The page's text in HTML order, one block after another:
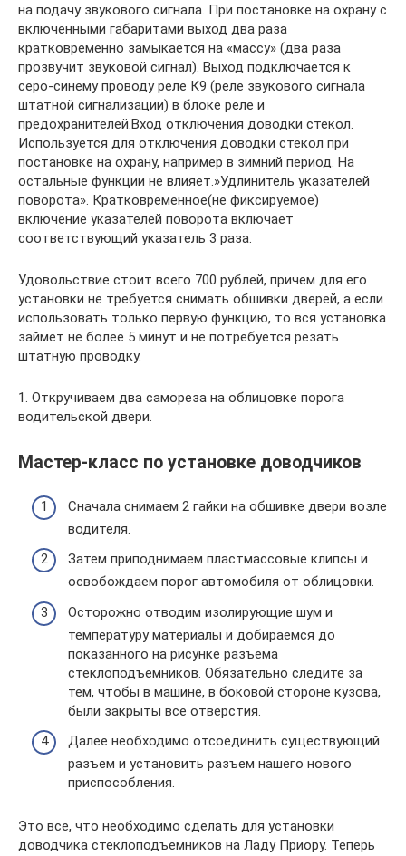
на подачу звукового сигнала. При постановке на охрану с
включенными габаритами выход два раза
кратковременно замыкается на «массу» (два раза
прозвучит звуковой сигнал). Выход подключается к
серо-синему проводу реле К9 (реле звукового сигнала
штатной сигнализации) в блоке реле и
предохранителей.Вход отключения доводки стекол.
Используется для отключения доводки стекол при
постановке на охрану, например в зимний период. На
остальные функции не влияет.»Удлинитель указателей
поворота». Кратковременное(не фиксируемое)
включение указателей поворота включает
соответствующий указатель 3 раза.
Удовольствие стоит всего 700 рублей, причем для его
установки не требуется снимать обшивки дверей, а если
использовать только первую функцию, то вся установка
займет не более 5 минут и не потребуется резать
штатную проводку.
1. Откручиваем два самореза на облицовке порога
водительской двери.
Мастер-класс по установке доводчиков
Сначала снимаем 2 гайки на обшивке двери возле
водителя.
Затем приподнимаем пластмассовые клипсы и
освобождаем порог автомобиля от облицовки.
Осторожно отводим изолирующие шум и
температуру материалы и добираемся до
показанного на рисунке разъема
стеклоподъемников. Обязательно следите за
тем, чтобы в машине, в боковой стороне кузова,
были закрыты все отверстия.
Далее необходимо отсоединить существующий
разъем и установить разъем нашего нового
приспособления.
Это все, что необходимо сделать для установки
доводчика стеклоподъемников на Ладу Приору. Теперь